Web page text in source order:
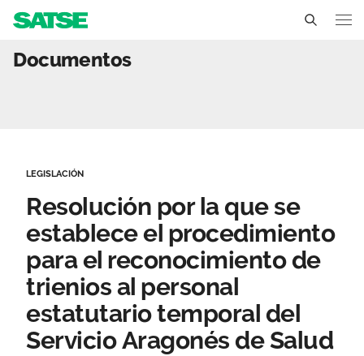
Delegados Sindicales
Estructura organizativa
Transparencia
Secciones sindicales
Servicios
Ventajas
Actualidad
Temas
Noticias
Sala de prensa
Aragón
Contáctanos
Resolución por la que
Documentos
LEGISLACIÓN
Resolución por la que se
establece el procedimiento
para el reconocimiento de
trienios al personal
estatutario temporal del
Servicio Aragonés de Salud